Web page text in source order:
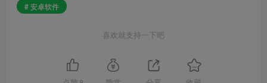
# 安卓软件
喜欢就支持一下吧